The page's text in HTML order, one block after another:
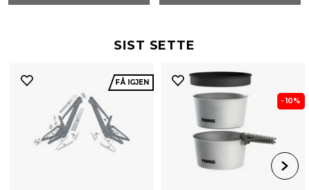
SIST SETTE
FÅ IGJEN
- 10%